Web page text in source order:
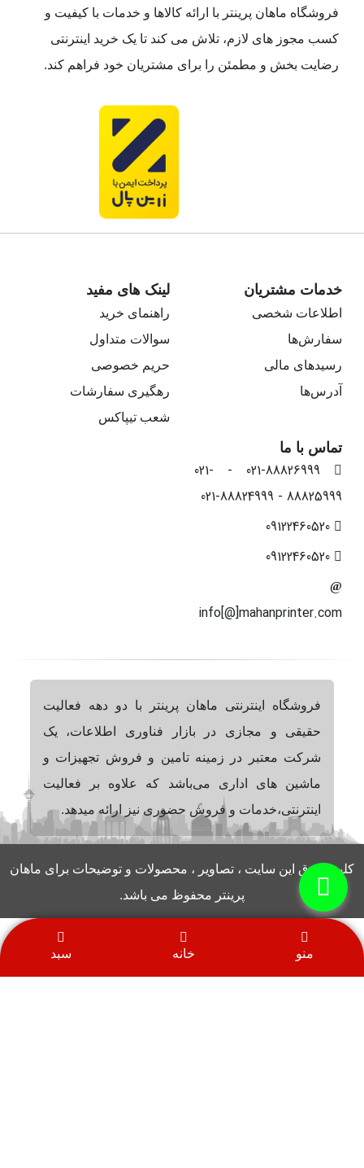
فروشگاه ماهان پرینتر با ارائه کالاها و خدمات با کیفیت و
کسب مجوز های لازم، تلاش می کند تا یک خرید اینترنتی
رضایت بخش و مطمئن را برای مشتریان خود فراهم کند.
خدمات مشتریان
اطلاعات شخصی
سفارش‌ها
رسیدهای مالی
آدرس‌ها
لینک های مفید
راهنمای خرید
سوالات متداول
حریم خصوصی
رهگیری سفارشات
شعب تیپاکس
تماس با ما
021-88826999 - 021-
88825999 - 021-88824999
info[@]mahanprinter.com
فروشگاه اینترنتی ماهان پرینتر با دو دهه فعالیت
حقیقی و مجازی در بازار فناوری اطلاعات، یک
شرکت معتبر در زمینه تامین و فروش تجهیزات و
ماشین های اداری می‌باشد که علاوه بر فعالیت
اینترنتی،خدمات و فروش حضوری نیز ارائه میدهد.
کلیه حقوق این سایت ، تصاویر ، محصولات و توضیحات برای ماهان
پرینتر محفوظ می باشد.
منو خانه سبد